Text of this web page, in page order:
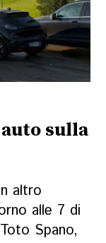
sulla
altro
alle 7 di
Spano,